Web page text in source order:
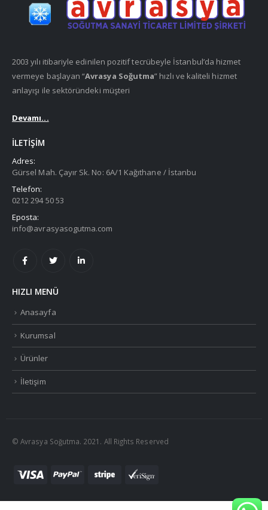
2003 yılı itibariyle edinilen pozitif tecrübeyle İstanbul’da hizmet
vermeye başlayan “Avrasya Soğutma” hızlı ve kaliteli hizmet
anlayışı ile sektöründeki müşteri
Devamı...
İLETIŞIM
Adres:
Gürsel Mah. Çayır Sk. No: 6A/1 Kağıthane / İstanbu
Telefon:
0212 294 50 53
Eposta:
info@avrasyasogutma.com
HIZLI MENÜ
Anasayfa
Kurumsal
Ürünler
İletişim
© Avrasya Soğutma. 2021. All Rights Reserved